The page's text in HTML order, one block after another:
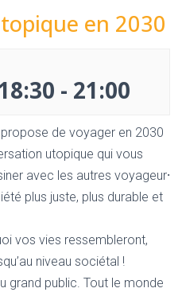
en 2030
- 21:00
propose de voyager en 2030
utopique qui vous
avec les autres voyageur⸱
plus juste, plus durable et
vos vies ressembleront,
niveau sociétal !
grand public. Tout le monde